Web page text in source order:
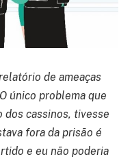
de ameaças
único problema que
dos cassinos, tivesse
fora da prisão é
e eu não poderia